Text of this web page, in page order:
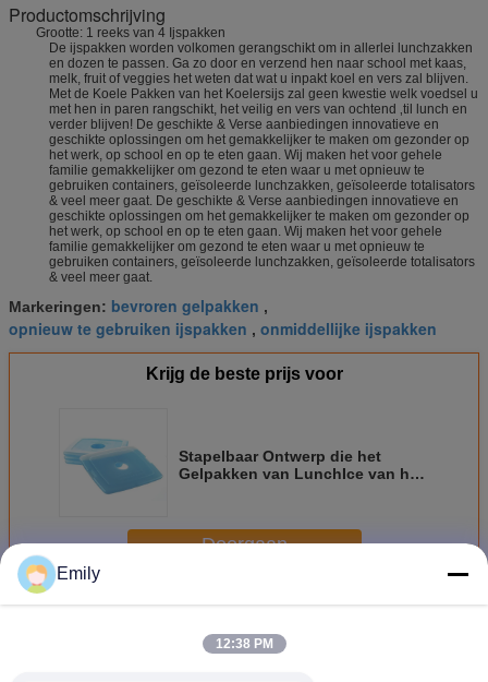
Productomschrijving
Grootte: 1 reeks van 4 Ijspakken
De ijspakken worden volkomen gerangschikt om in allerlei lunchzakken
en dozen te passen. Ga zo door en verzend hen naar school met kaas,
melk, fruit of veggies het weten dat wat u inpakt koel en vers zal blijven.
Met de Koele Pakken van het Koelersijs zal geen kwestie welk voedsel u
met hen in paren rangschikt, het veilig en vers van ochtend ‚til lunch en
verder blijven! De geschikte & Verse aanbiedingen innovatieve en
geschikte oplossingen om het gemakkelijker te maken om gezonder op
het werk, op school en op te eten gaan. Wij maken het voor gehele
familie gemakkelijker om gezond te eten waar u met opnieuw te
gebruiken containers, geïsoleerde lunchzakken, geïsoleerde totalisators
& veel meer gaat. De geschikte & Verse aanbiedingen innovatieve en
geschikte oplossingen om het gemakkelijker te maken om gezonder op
het werk, op school en op te eten gaan. Wij maken het voor gehele
familie gemakkelijker om gezond te eten waar u met opnieuw te
gebruiken containers, geïsoleerde lunchzakken, geïsoleerde totalisators
& veel meer gaat.
Markeringen: bevroren gelpakken ,
opnieuw te gebruiken ijspakken , onmiddellijke ijspakken
Krijg de beste prijs voor
Stapelbaar Ontwerp die het
Gelpakken van LunchIce van het
Doorgaan
MeerDe Pakken van het ijsgel
Emily
12:38 PM